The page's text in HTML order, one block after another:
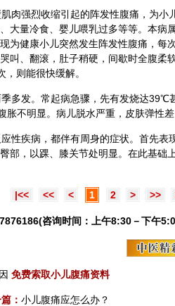
肉强烈收缩引起的阵发性腹痛，为小
大量冷食、婴儿喂乳过多等等。本病
为健康小儿突然发生阵发性腹痛，每
叫、翻滚，肚子稍硬，间歇时全腹柔
则能很快缓解。
多发。常起病急骤，先有发烧达39℃
胀不明显。病儿脱水严重，皮肤弹性
性疾病，都伴有周身的症状。首先表
部，以踝、膝关节处明显。在此基础
|<< << < 1 2 > >>
咨询时间：上午8:30－下午
免费索取小儿腹痛资料
： 小儿腹痛应怎么办？